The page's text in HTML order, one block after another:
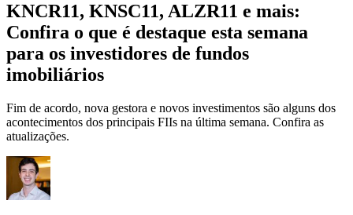
KNCR11, KNSC11, ALZR11 e mais:
Confira o que é destaque esta semana
para os investidores de fundos
imobiliários
Fim de acordo, nova gestora e novos investimentos são alguns dos
acontecimentos dos principais FIIs na última semana. Confira as
atualizações.